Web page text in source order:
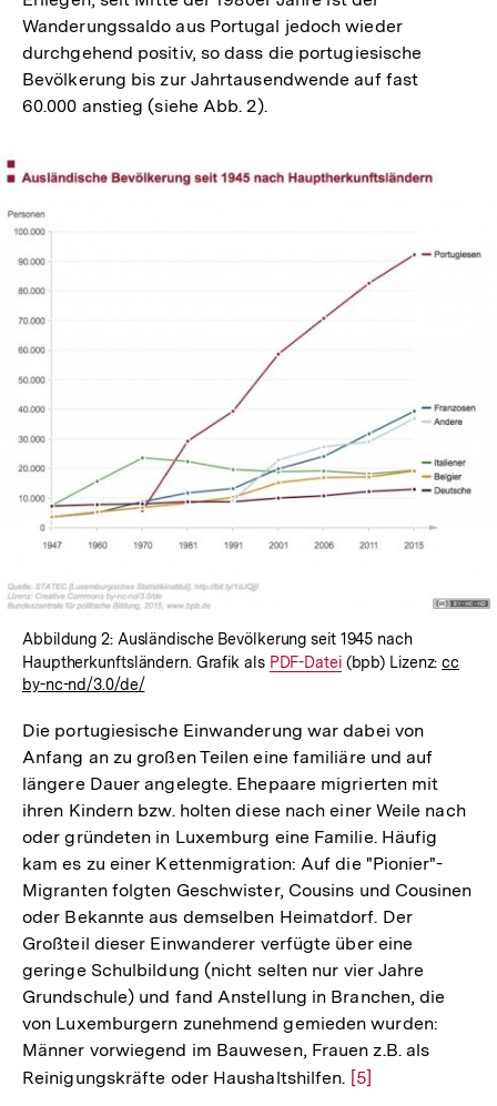
Wanderungssaldo aus Portugal jedoch wieder
durchgehend positiv, so dass die portugiesische
Bevölkerung bis zur Jahrtausendwende auf fast
60.000 anstieg (siehe Abb. 2).
In
Abbildung 2: Ausländische Bevölkerung seit 1945 nach
Hauptherkunftsländern. Grafik als Interner
PDF-Datei(bpb) Lizenz:cc
by-nc-nd/3.0/de/
Die portugiesische Einwanderung war dabei von
Anfang an zu großen Teilen eine familiäre und auf
längere Dauer angelegte. Ehepaare migrierten mit
ihren Kindern bzw. holten diese nach einer Weile nach
oder gründeten in Luxemburg eine Familie. Häufig
kam es zu einer Kettenmigration: Auf die "Pionier"-
Migranten folgten Geschwister, Cousins und Cousinen
oder Bekannte aus demselben Heimatdorf. Der
Großteil dieser Einwanderer verfügte über eine
geringe Schulbildung (nicht selten nur vier Jahre
Grundschule) und fand Anstellung in Branchen, die
von Luxemburgern zunehmend gemieden wurden:
Männer vorwiegend im Bauwesen, Frauen z.B. als
Reinigungskräfte oder Haushaltshilfen. Zur
[5]